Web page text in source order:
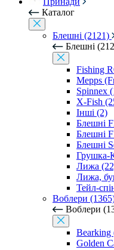
Каталог
Блешні (2121)
Блешні
Fishing
Mepps
Spinnex
X-Fish
Інші (2)
Блешні
Блешні
Блешні
Грушка-
Лижа
Лижа,
Тейл-
Воблери
Воблери
Bearking
Golden